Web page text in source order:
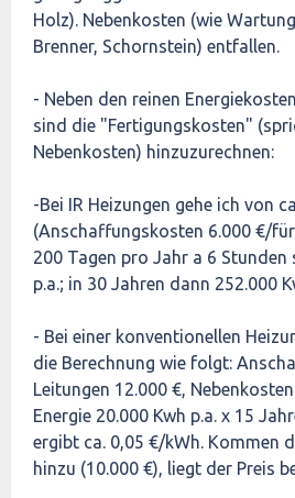
Holz). Nebenkosten (wie
Brenner, Schornstein) entfallen.
- Neben den reinen
sind die "Fertigungskosten"
Nebenkosten) hinzuzurechnen:
-Bei IR Heizungen gehe ich von
(Anschaffungskosten 6.000 €/
200 Tagen pro Jahr a 6 Stunden
p.a.; in 30 Jahren dann 252.000
- Bei einer konventionellen
die Berechnung wie folgt:
Leitungen 12.000 €,
Energie 20.000 Kwh p.a. x 15
ergibt ca. 0,05 €/kWh. Kommen
hinzu (10.000 €), liegt der Preis